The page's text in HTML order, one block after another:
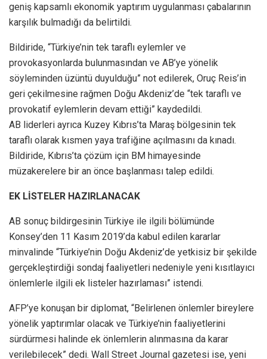
geniş kapsamlı ekonomik yaptırım uygulanması çabalarının
karşılık bulmadığı da belirtildi.
Bildiride, “Türkiye’nin tek taraflı eylemler ve
provokasyonlarda bulunmasından ve AB’ye yönelik
söyleminden üzüntü duyulduğu” not edilerek, Oruç Reis’in
geri çekilmesine rağmen Doğu Akdeniz’de “tek taraflı ve
provokatif eylemlerin devam ettiği” kaydedildi.
AB liderleri ayrıca Kuzey Kıbrıs’ta Maraş bölgesinin tek
taraflı olarak kısmen yaya trafiğine açılmasını da kınadı.
Bildiride, Kıbrıs’ta çözüm için BM himayesinde
müzakerelere bir an önce başlanması talep edildi.
EK LİSTELER HAZIRLANACAK
AB sonuç bildirgesinin Türkiye ile ilgili bölümünde
Konsey’den 11 Kasım 2019’da kabul edilen kararlar
minvalinde “Türkiye’nin Doğu Akdeniz’de yetkisiz bir şekilde
gerçekleştirdiği sondaj faaliyetleri nedeniyle yeni kısıtlayıcı
önlemlerle ilgili ek listeler hazırlaması” istendi.
AFP’ye konuşan bir diplomat, “Belirlenen önlemler bireylere
yönelik yaptırımlar olacak ve Türkiye’nin faaliyetlerini
sürdürmesi halinde ek önlemlerin alınmasına da karar
verilebilecek” dedi. Wall Street Journal gazetesi ise, yeni